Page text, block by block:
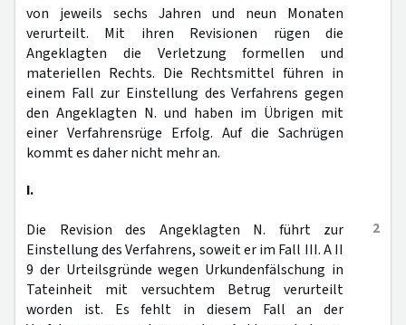
von jeweils sechs Jahren und neun Monaten
verurteilt. Mit ihren Revisionen rügen die
Angeklagten die Verletzung formellen und
materiellen Rechts. Die Rechtsmittel führen in
einem Fall zur Einstellung des Verfahrens gegen
den Angeklagten N. und haben im Übrigen mit
einer Verfahrensrüge Erfolg. Auf die Sachrügen
kommt es daher nicht mehr an.
I.
2
Die Revision des Angeklagten N. führt zur
Einstellung des Verfahrens, soweit er im Fall III. A II
9 der Urteilsgründe wegen Urkundenfälschung in
Tateinheit mit versuchtem Betrug verurteilt
worden ist. Es fehlt in diesem Fall an der